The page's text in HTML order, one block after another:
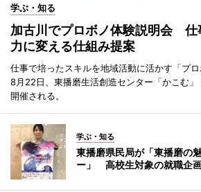
学ぶ・知る
加古川でプロボノ体験説明会 仕
力に変える仕組み提案
仕事で培ったスキルを地域活動に活かす「プ
8月22日、東播磨生活創造センター「かこむ
開催される。
学ぶ・知る
東播磨県民局が「東播磨の
ー」 高校生対象の就職企